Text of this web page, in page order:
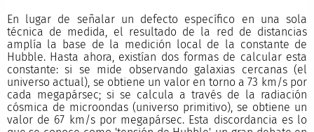
En lugar de señalar un defecto específico en una sola
técnica de medida, el resultado de la red de distancias
amplía la base de la medición local de la constante de
Hubble. Hasta ahora, existían dos formas de calcular esta
constante: si se mide observando galaxias cercanas (el
universo actual), se obtiene un valor en torno a 73 km/s por
cada megapársec; si se calcula a través de la radiación
cósmica de microondas (universo primitivo), se obtiene un
valor de 67 km/s por megapársec. Esta discordancia es lo